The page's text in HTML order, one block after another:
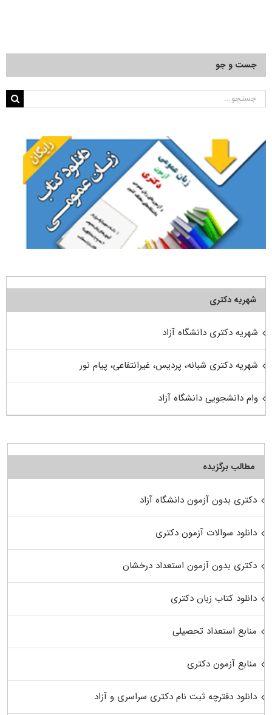
جست و جو
جستجو
شهریه دکتری
شهریه دکتری دانشگاه آزاد
شهریه دکتری شبانه، پردیس، غیرانتفاعی، پیام نور
وام دانشجویی دانشگاه آزاد
مطالب برگزیده
دکتری بدون آزمون دانشگاه آزاد
دانلود سوالات آزمون دکتری
دکتری بدون آزمون استعداد درخشان
دانلود کتاب زبان دکتری
منابع استعداد تحصیلی
منابع آزمون دکتری
دانلود دفترچه ثبت نام دکتری سراسری و آزاد